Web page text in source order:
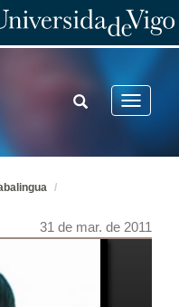
Toggle
TOGGLE
SEARCH
31 de mar. de 2011